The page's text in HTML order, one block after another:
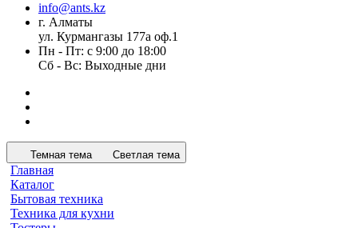
info@ants.kz
г. Алматы
ул. Курмангазы 177а оф.1
Пн - Пт: с 9:00 до 18:00
Сб - Вс: Выходные дни
Темная тема Светлая тема
Главная
Каталог
Бытовая техника
Техника для кухни